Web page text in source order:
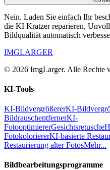
Nein. Laden Sie einfach Ihr
die KI Kratzer reparieren,
Bildqualität automatisch
IMGLARGER
© 2026 ImgLarger. Alle Rechte
KI-Tools
KI-BildvergrößererKI-
BildrauschentfernerKI-
FotooptimiererGesichtsretusche
FotokoloriererKI-basierte
Restaurierung alter FotosMehr...
Bildbearbeitungsprogramme